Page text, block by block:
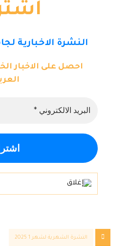
النشرة الاخبارية
احصل على الاخبار
النشرة الشهرية لشهر 1 2025